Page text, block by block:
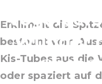
Wunder
Erklimmt die
bestaunt vom
Kis-Tubes aus die
oder spaziert auf